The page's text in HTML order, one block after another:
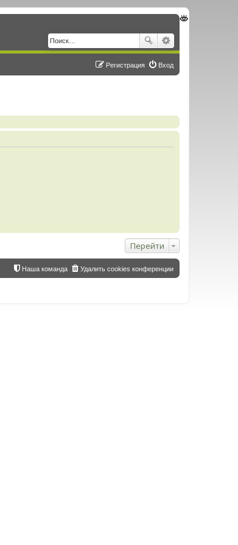
Вход
Регистрация
Перейти
Удалить cookies конференции
Наша команда